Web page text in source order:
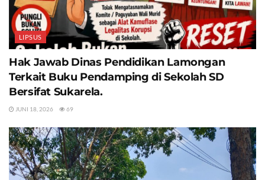
LIPSUS
Hak Jawab Dinas Pendidikan Lamongan
Terkait Buku Pendamping di Sekolah SD
Bersifat Sukarela.
JUNI 18, 2026 69